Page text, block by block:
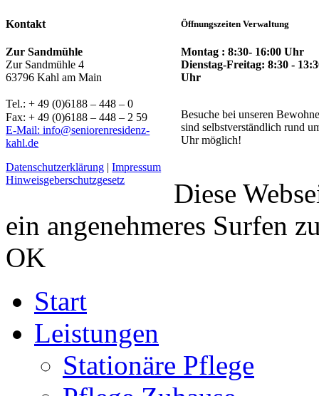
Kontakt
Zur Sandmühle
Zur Sandmühle 4
63796 Kahl am Main
Tel.: + 49 (0)6188 – 448 – 0
Fax: + 49 (0)6188 – 448 – 2 59
E-Mail: info@seniorenresidenz-
kahl.de
Datenschutzerklärung |Impressum
Hinweisgeberschutzgesetz
Öffnungszeiten Verwaltung
Montag : 8:30- 16:00 Uhr
Dienstag-Freitag: 8:30 -
Uhr
Besuche bei unseren
sind selbstverständlich rund
Uhr möglich!
Diese
ein angenehmeres Surfen
OK
Start
Leistungen
Stationäre Pflege